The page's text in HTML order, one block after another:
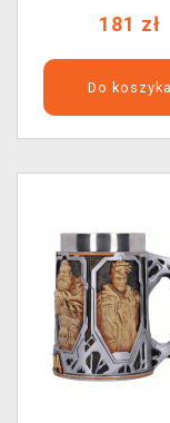
181 zł
Do koszyka